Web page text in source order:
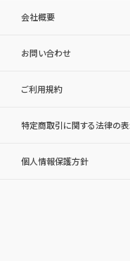
会社概要
お問い合わせ
ご利用規約
特定商取引に関する法律の
個人情報保護方針